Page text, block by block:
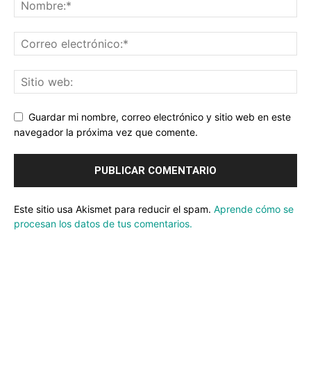
Guardar mi nombre, correo electrónico y sitio web en este
navegador la próxima vez que comente.
Este sitio usa Akismet para reducir el spam. Aprende cómo se
procesan los datos de tus comentarios.